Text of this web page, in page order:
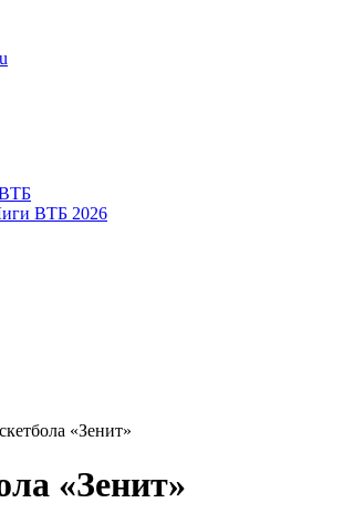
ВТБ 2026
«Зенит»
«Зенит»